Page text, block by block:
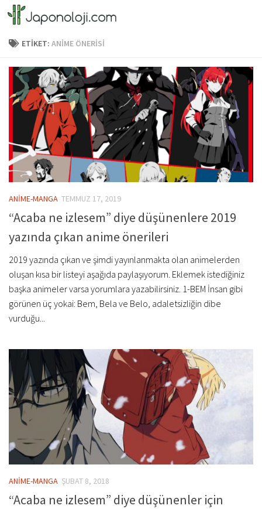
Skip to content
ETIKET: ANIME ÖNERISI
ANİME-MANGA TEMMUZ 17, 2019
“Acaba ne izlesem” diye düşünenlere 2019
yazında çıkan anime önerileri
2019 yazında çıkan ve şimdi yayınlanmakta olan animelerden
oluşan kısa bir listeyi aşağıda paylaşıyorum. Eklemek istediğiniz
başka animeler varsa yorumlara yazabilirsiniz. 1-BEM İnsan gibi
görünen üç yokai: Bem, Bela ve Belo, adaletsizliğin dibe
vurduğu...
ANİME-MANGA ŞUBAT 8, 2018
“Acaba ne izlesem” diye düşünenler için